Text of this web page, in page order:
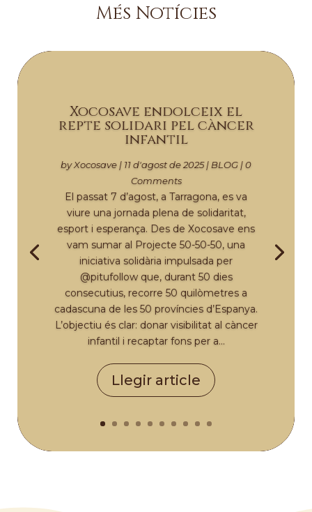
Més Notícies
Xocosave endolceix el
repte solidari pel càncer
infantil
byXocosave | 11 d'agost de 2025| BLOG | 0
Comments
El passat 7 d’agost, a Tarragona, es va
viure una jornada plena de solidaritat,
esport i esperança. Des de Xocosave ens
vam sumar al Projecte 50-50-50, una
iniciativa solidària impulsada per
@pitufollow que, durant 50 dies
consecutius, recorre 50 quilòmetres a
cadascuna de les 50 províncies d’Espanya.
L’objectiu és clar: donar visibilitat al càncer
infantil i recaptar fons per a...
Llegir article